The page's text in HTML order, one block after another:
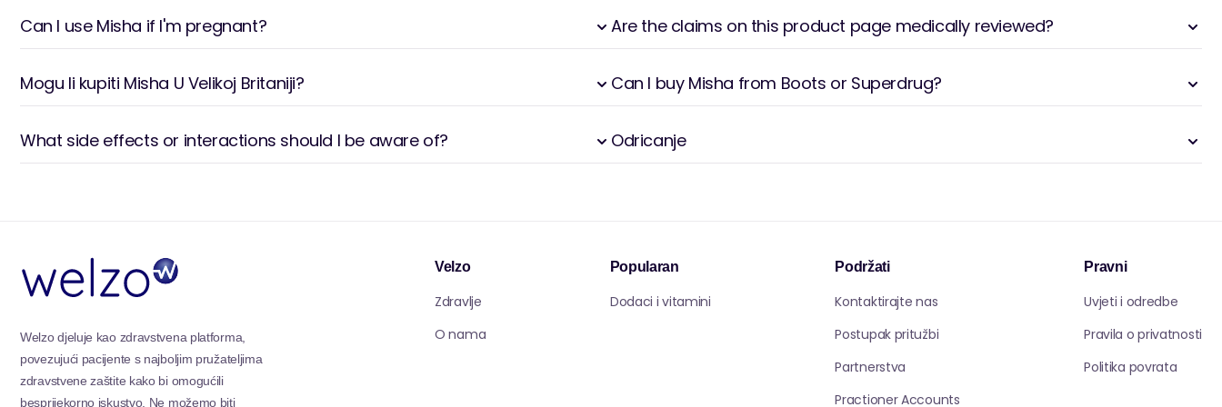
posvećenoj poboljšanju prirodne privlačnosti znanstveno potkrijepljenim metodama
isprepletenim s tradicionalnom mudrošću.
Can I use Misha if I'm pregnant?
Mogu li kupiti Misha U Velikoj Britaniji?
What side effects or interactions should I be aware of?
Are the claims on this product page medically reviewed?
Can I buy Misha from Boots or Superdrug?
Odricanje
Welzo djeluje kao zdravstvena platforma,
povezujući pacijente s najboljim pružateljima
zdravstvene zaštite kako bi omogućili
besprijekorno iskustvo. Ne možemo biti
Velzo
Zdravlje
O nama
Popularan
Dodaci i vitamini
Podržati
Kontaktirajte nas
Postupak pritužbi
Partnerstva
Practioner Accounts
Pravni
Uvjeti i odredbe
Pravila o privatnosti
Politika povrata